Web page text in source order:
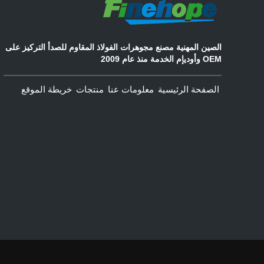
الصين المهنية مصنع مجوهرات الفولاذ المقاوم للصدأ التركيز على
OEM وأوديإم الخدمة منذ عام 2009
الصفحة الرئيسية معلومات عنا منتجات خريطة الموقع